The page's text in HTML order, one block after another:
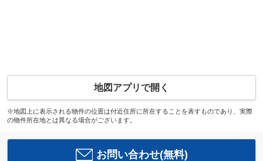
地図アプリで開く
※地図上に表示される物件の位置は付近住所に所在することを表すものであり、実際
の物件所在地とは異なる場合がございます。
お問い合わせ(無料)